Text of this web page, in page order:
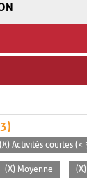
(X) Activités courtes (<
(X) Moyenne